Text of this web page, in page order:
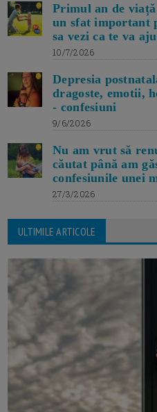
Primul an de
un sfat important
sa vezi ca te va
10/7/2026
Depresia
dragoste, emotii,
- confesiuni
9/6/2026
Nu am vrut să
căutat până am
confesiunile unei
27/3/2026
ULTIMILE ARTICOLE